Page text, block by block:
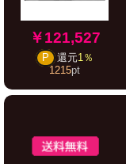
￥121,527
P 還元1％
1215pt